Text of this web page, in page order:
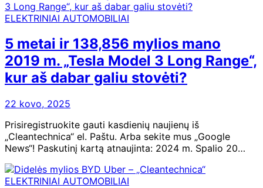
ELEKTRINIAI AUTOMOBILIAI
5 metai ir 138,856 mylios mano
2019 m. „Tesla Model 3 Long Range“,
kur aš dabar galiu stovėti?
22 kovo, 2025
Prisiregistruokite gauti kasdienių naujienų iš
„Cleantechnica“ el. Paštu. Arba sekite mus „Google
News“! Paskutinį kartą atnaujinta: 2024 m. Spalio 20…
ELEKTRINIAI AUTOMOBILIAI